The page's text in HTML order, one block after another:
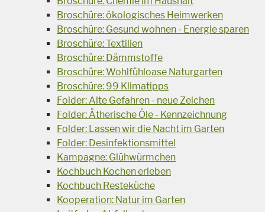
Broschüre: ökologisches Heimwerken
Broschüre: Gesund wohnen - Energie sparen
Broschüre: Textilien
Broschüre: Dämmstoffe
Broschüre: Wohlfühloase Naturgarten
Broschüre: 99 Klimatipps
Folder: Alte Gefahren - neue Zeichen
Folder: Ätherische Öle - Kennzeichnung
Folder: Lassen wir die Nacht im Garten
Folder: Desinfektionsmittel
Kampagne: Glühwürmchen
Kochbuch Kochen erleben
Kochbuch Resteküche
Kooperation: Natur im Garten